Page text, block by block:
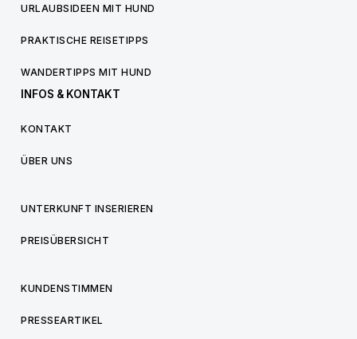
URLAUBSIDEEN MIT HUND
PRAKTISCHE REISETIPPS
WANDERTIPPS MIT HUND
INFOS & KONTAKT
KONTAKT
ÜBER UNS
UNTERKUNFT INSERIEREN
PREISÜBERSICHT
KUNDENSTIMMEN
PRESSEARTIKEL